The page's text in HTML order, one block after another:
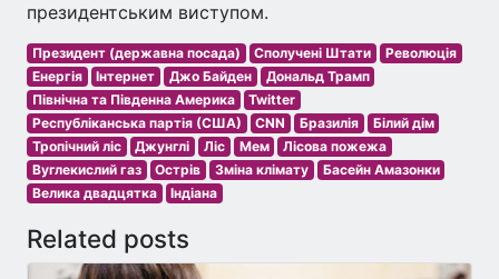
президентським виступом.
Президент (державна посада) Сполучені Штати
Революція
Енергія
Інтернет Джо Байден
Дональд Трамп
Північна та Південна Америка
Twitter
Республіканська партія (США)
CNN Бразилія
Білий дім
Тропічний ліс
Джунглі Ліс Мем
Лісова пожежа
Вуглекислий газ
Острів Зміна клімату
Басейн Амазонки
Велика двадцятка
Індіана
Related posts